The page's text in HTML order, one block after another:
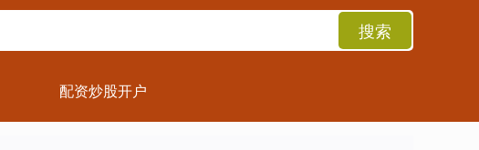
搜索
配资炒股开户